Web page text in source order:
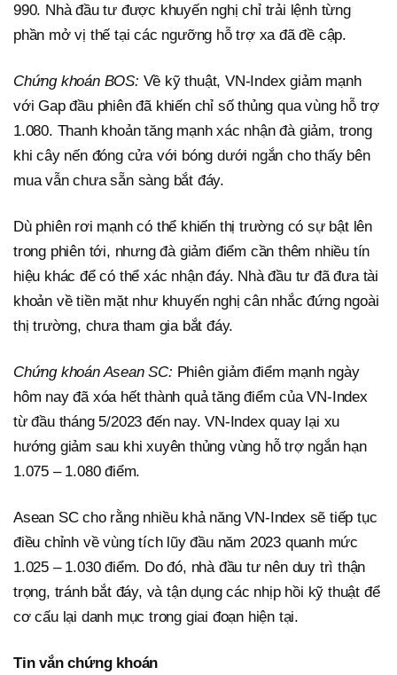
990. Nhà đầu tư được khuyến nghị chỉ trải lệnh từng
phần mở vị thế tại các ngưỡng hỗ trợ xa đã đề cập.
Chứng khoán BOS: Về kỹ thuật, VN-Index giảm mạnh
với Gap đầu phiên đã khiến chỉ số thủng qua vùng hỗ trợ
1.080. Thanh khoản tăng mạnh xác nhận đà giảm, trong
khi cây nến đóng cửa với bóng dưới ngắn cho thấy bên
mua vẫn chưa sẵn sàng bắt đáy.
Dù phiên rơi mạnh có thể khiến thị trường có sự bật lên
trong phiên tới, nhưng đà giảm điểm cần thêm nhiều tín
hiệu khác để có thể xác nhận đáy. Nhà đầu tư đã đưa tài
khoản về tiền mặt như khuyến nghị cân nhắc đứng ngoài
thị trường, chưa tham gia bắt đáy.
Chứng khoán Asean SC: Phiên giảm điểm mạnh ngày
hôm nay đã xóa hết thành quả tăng điểm của VN-Index
từ đầu tháng 5/2023 đến nay. VN-Index quay lại xu
hướng giảm sau khi xuyên thủng vùng hỗ trợ ngắn hạn
1.075 – 1.080 điểm.
Asean SC cho rằng nhiều khả năng VN-Index sẽ tiếp tục
điều chỉnh về vùng tích lũy đầu năm 2023 quanh mức
1.025 – 1.030 điểm. Do đó, nhà đầu tư nên duy trì thận
trọng, tránh bắt đáy, và tận dụng các nhịp hồi kỹ thuật để
cơ cấu lại danh mục trong giai đoạn hiện tại.
Tin vắn chứng khoán